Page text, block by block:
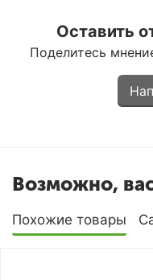
Оставить
Поделитесь
Возможно,
Похожие товары